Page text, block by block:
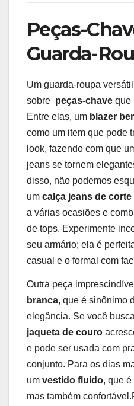
Peças-
Guarda-
Um guarda-roupa‌
sobre ​ peças-chave ⁣que
Entre ‌elas, um blazer
‍como um item que pode
look, fazendo com que
jeans se tornem
disso, não podemos
um calça jeans de
a ‍várias ocasiões e
de tops. Experimente
seu armário; ela é
casual e‍ o formal com
Outra peça​
branca, que é ​sinônimo
elegância. Se você
jaqueta⁣ de couro
e pode ser usada com
conjunto. ⁣Para ⁢os dias
um vestido fluido, que
mas também